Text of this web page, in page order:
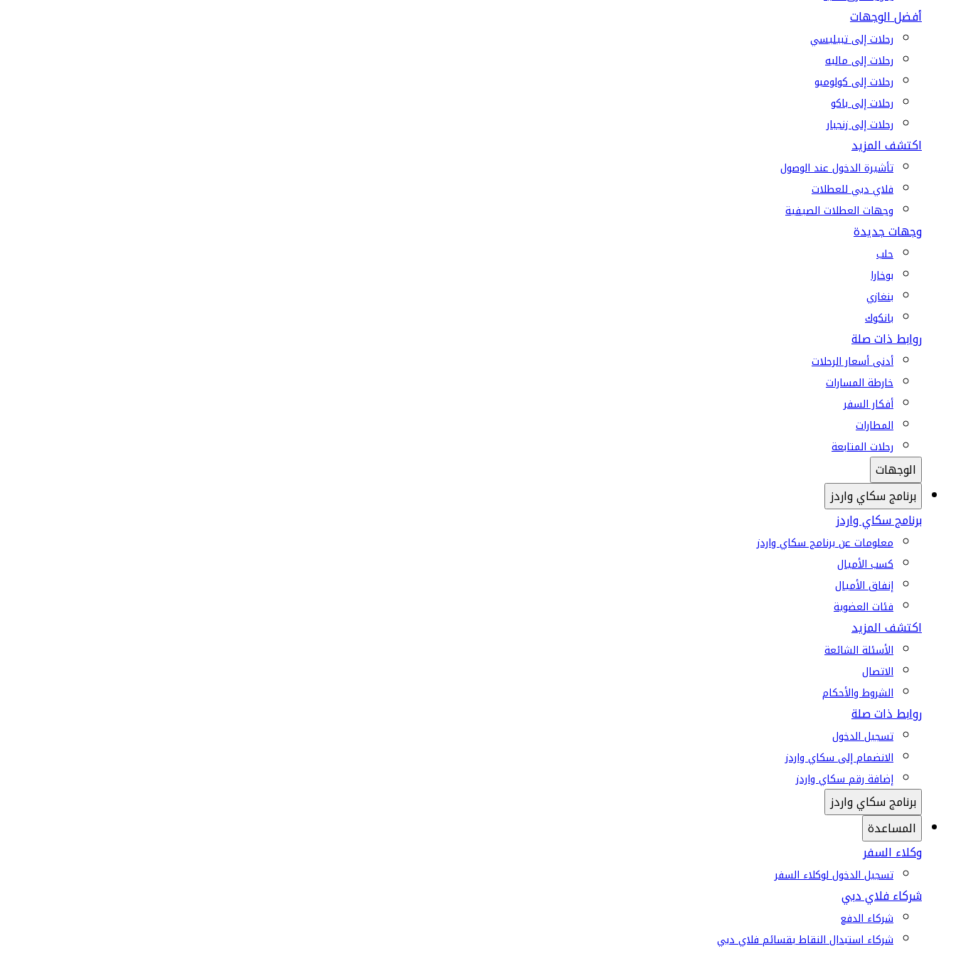
أفضل الوجهات
رحلات إلى تبيليسي
رحلات إلى ماليه
رحلات إلى كولومبو
رحلات إلى باكو
رحلات إلى زنجبار
اكتشف المزيد
تأشيرة الدخول عند الوصول
فلاي دبي للعطلات
وجهات العطلات الصيفية
وجهات جديدة
حلب
بوخارا
بنغازي
بانكوك
روابط ذات صلة
أدنى أسعار الرحلات
خارطة المسارات
أفكار السفر
المطارات
رحلات المتابعة
الوجهات
برنامج سكاي واردز
برنامج سكاي واردز
معلومات عن برنامج سكاي واردز
كسب الأميال
إنفاق الأميال
فئات العضوية
اكتشف المزيد
الأسئلة الشائعة
الاتصال
الشروط والأحكام
روابط ذات صلة
تسجيل الدخول
الانضمام إلى سكاي واردز
إضافة رقم سكاي واردز
برنامج سكاي واردز
المساعدة
وكلاء السفر
تسجيل الدخول لوكلاء السفر
شركاء فلاي دبي
شركاء الدفع
شركاء استبدال النقاط بقسائم فلاي دبي